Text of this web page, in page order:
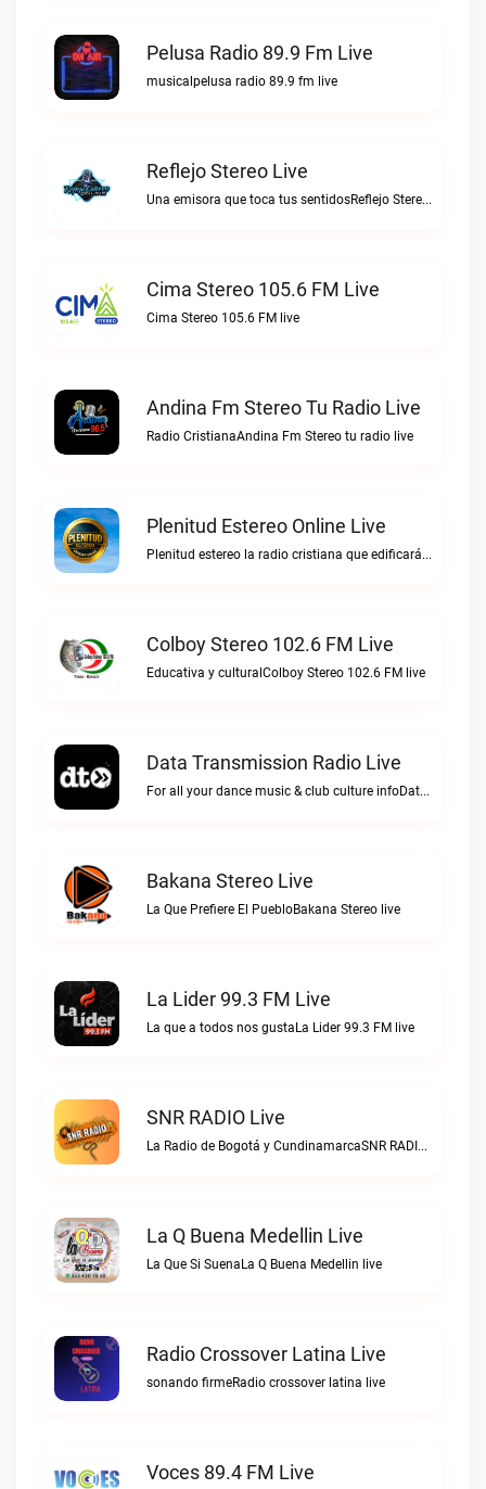
Pelusa Radio 89.9 Fm Live
musicalpelusa radio 89.9 fm live
Reflejo Stereo Live
Una emisora que toca tus sentidosReflejo Stereo live
Cima Stereo 105.6 FM Live
Cima Stereo 105.6 FM live
Andina Fm Stereo Tu Radio Live
Radio CristianaAndina Fm Stereo tu radio live
Plenitud Estereo Online Live
Plenitud estereo la radio cristiana que edificará tu vida.Plenitud Estereo Online live
Colboy Stereo 102.6 FM Live
Educativa y culturalColboy Stereo 102.6 FM live
Data Transmission Radio Live
For all your dance music & club culture infoData Transmission Radio live
Bakana Stereo Live
La Que Prefiere El PuebloBakana Stereo live
La Lider 99.3 FM Live
La que a todos nos gustaLa Lider 99.3 FM live
SNR RADIO Live
La Radio de Bogotá y CundinamarcaSNR RADIO live
La Q Buena Medellin Live
La Que Si SuenaLa Q Buena Medellin live
Radio Crossover Latina Live
sonando firmeRadio crossover latina live
Voces 89.4 FM Live